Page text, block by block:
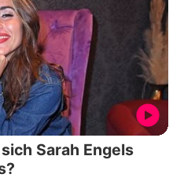
Sarah Engels